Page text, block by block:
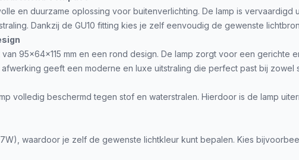
en duurzame oplossing voor buitenverlichting. De lamp is
Dankzij de GU10 fitting kies je zelf eenvoudig de gewenste
95x64x115 mm en een rond design. De lamp zorgt voor een
geeft een moderne en luxe uitstraling die perfect past bij zowel
volledig beschermd tegen stof en waterstralen. Hierdoor is de lamp
7W), waardoor je zelf de gewenste lichtkleur kunt bepalen. Kies